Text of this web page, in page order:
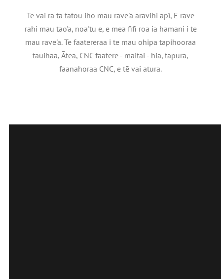
Te vai ra ta tatou iho mau rave'a aravihi apî, E rave
rahi mau tao'a, noa'tu e, e mea fifi roa ia hamani i te
mau rave'a. Te faatereraa i te mau ohipa tapihooraa
tauihaa, Ātea, CNC faatere - maitai - hia, tapura,
faanahoraa CNC, e tē vai atura.